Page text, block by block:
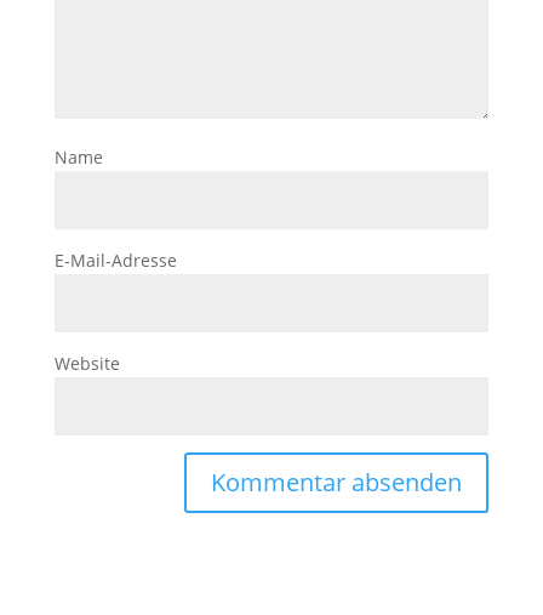
Name
E-Mail-Adresse
Website